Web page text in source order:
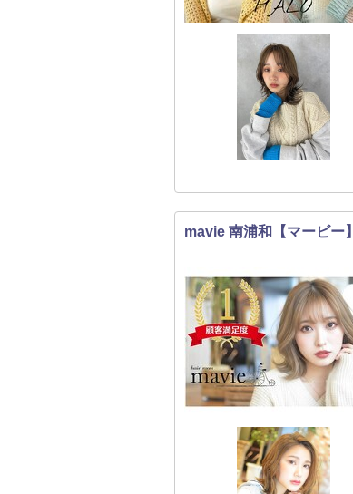
mavie 南浦和【マービー】